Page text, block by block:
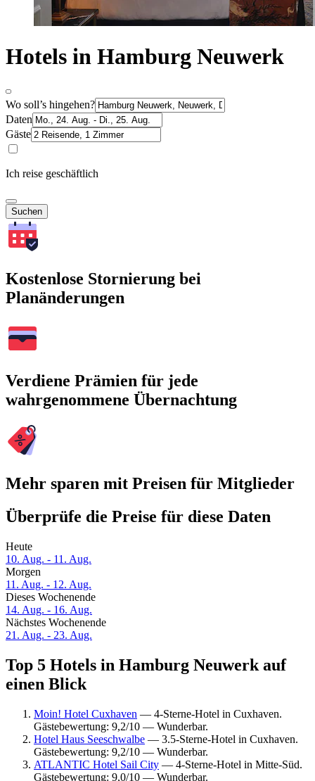
Hotels in Hamburg Neuwerk
Wo soll’s hingehen?
Daten
Gäste
Ich reise geschäftlich
Suchen
Kostenlose Stornierung bei
Planänderungen
Verdiene Prämien für jede
wahrgenommene Übernachtung
Mehr sparen mit Preisen für Mitglieder
Überprüfe die Preise für diese Daten
Heute
10. Aug. - 11. Aug.
Morgen
11. Aug. - 12. Aug.
Dieses Wochenende
14. Aug. - 16. Aug.
Nächstes Wochenende
21. Aug. - 23. Aug.
Top 5 Hotels in Hamburg Neuwerk auf
einen Blick
Moin! Hotel Cuxhaven — 4-Sterne-Hotel in Cuxhaven.
Gästebewertung: 9,2/10 — Wunderbar.
Hotel Haus Seeschwalbe — 3.5-Sterne-Hotel in Cuxhaven.
Gästebewertung: 9,2/10 — Wunderbar.
ATLANTIC Hotel Sail City — 4-Sterne-Hotel in Mitte-Süd.
Gästebewertung: 9,0/10 — Wunderbar.